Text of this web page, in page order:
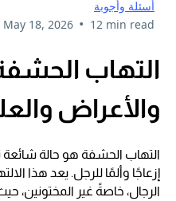
أسئلة وأجوبة
May 18, 2026 • 12 min read
التهاب
والأعراض
التهاب الحشفة هو حالة
إزعاجًا وألمًا للرجل. يعد هذا
الرجال، خاصةً غير المختونين،